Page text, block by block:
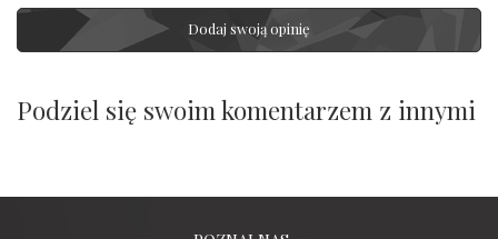
Dodaj swoją opinię
Podziel się swoim komentarzem z innymi